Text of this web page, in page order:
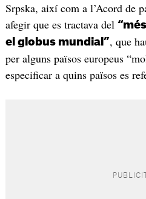
Srpska, així com a l’Acord de
afegir que es tractava del
el globus mundial”, que
per alguns països europeus
especificar a quins països es